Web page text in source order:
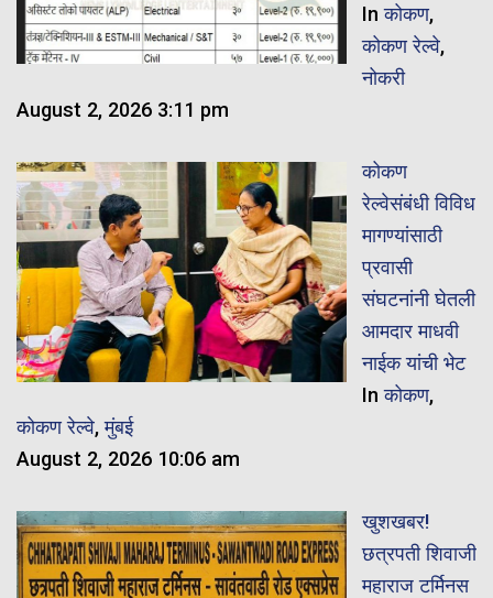
Inकोकण,
कोकण रेल्वे,
नोकरी
August 2, 2026 3:11 pm
कोकण
रेल्वेसंबंधी विविध
मागण्यांसाठी
प्रवासी
संघटनांनी घेतली
आमदार माधवी
नाईक यांची भेट
Inकोकण,
कोकण रेल्वे,मुंबई
August 2, 2026 10:06 am
खुशखबर!
छत्रपती शिवाजी
महाराज टर्मिनस